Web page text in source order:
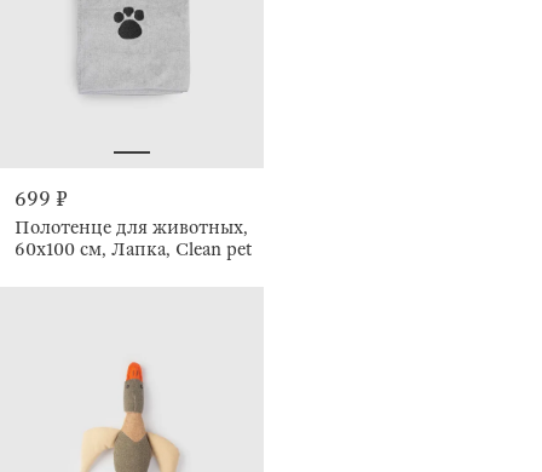
699 ₽
Полотенце для животных,
60х100 см, Лапка, Clean pet